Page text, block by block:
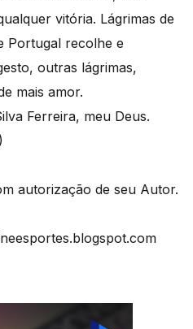
vitória. Lágrimas de
Portugal recolhe e
outras lágrimas,
mais amor.
Ferreira, meu Deus.
autorização de seu Autor.